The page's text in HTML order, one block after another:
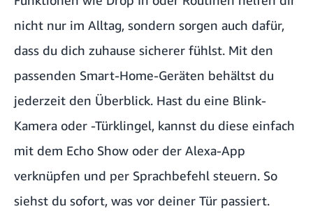
nicht nur im Alltag, sondern sorgen auch dafür,
dass du dich zuhause sicherer fühlst. Mit den
passenden Smart-Home-Geräten behältst du
jederzeit den Überblick. Hast du eine Blink-
Kamera oder -Türklingel, kannst du diese einfach
mit dem Echo Show oder der Alexa-App
verknüpfen und per Sprachbefehl steuern. So
siehst du sofort, was vor deiner Tür passiert.